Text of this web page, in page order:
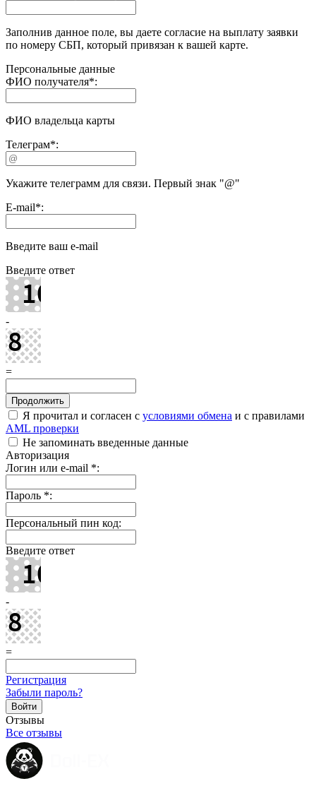
Заполнив данное поле, вы даете согласие на выплату заявки
по номеру СБП, который привязан к вашей карте.
Персональные данные
ФИО получателя*:
ФИО владельца карты
Телеграм*:
Укажите телеграмм для связи. Первый знак "@"
E-mail*:
Введите ваш e-mail
Введите ответ
-
=
Я прочитал и согласен с условиями обмена и с правилами
AML проверки
Не запоминать введенные данные
Авторизация
Логин или e-mail *:
Пароль *:
Персональный пин код:
Введите ответ
-
=
Регистрация
Забыли пароль?
Отзывы
Все отзывы